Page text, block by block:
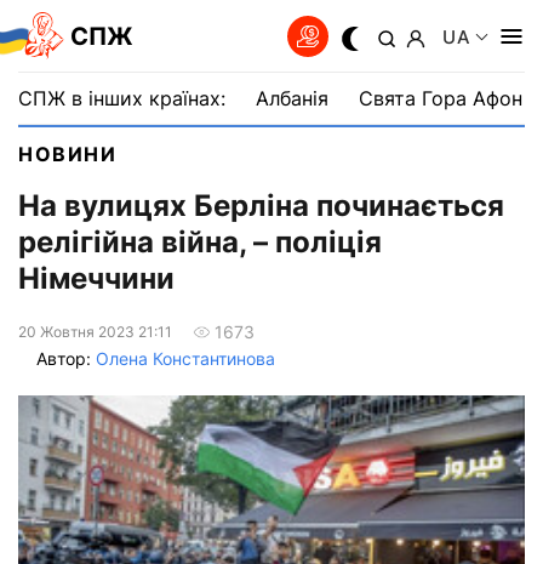
СПЖ UA
СПЖ в інших країнах: Албанія Свята Гора Афон
НОВИНИ
На вулицях Берліна починається
релігійна війна, – поліція
Німеччини
20 Жовтня 2023 21:11
1673
Автор: Олена Константинова